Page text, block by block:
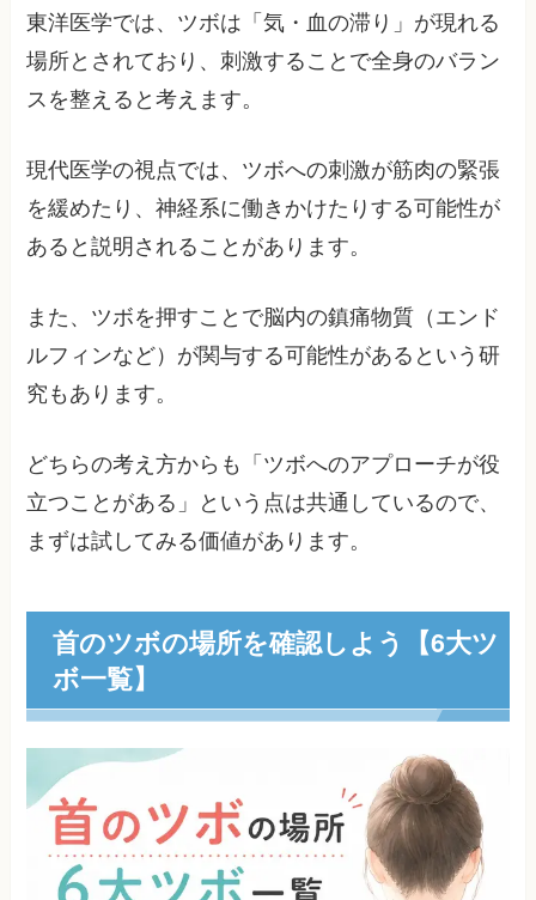
東洋医学では、ツボは「気・血の滞り」が現れる
場所とされており、刺激することで全身のバラン
スを整えると考えます。
現代医学の視点では、ツボへの刺激が筋肉の緊張
を緩めたり、神経系に働きかけたりする可能性が
あると説明されることがあります。
また、ツボを押すことで脳内の鎮痛物質（エンド
ルフィンなど）が関与する可能性があるという研
究もあります。
どちらの考え方からも「ツボへのアプローチが役
立つことがある」という点は共通しているので、
まずは試してみる価値があります。
首のツボの場所を確認しよう【6大ツ
ボ一覧】